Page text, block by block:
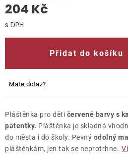
Kontakty
204 Kč
Přidat do košíku
Mate dotaz?
Pláštěnka pro děti červené barvy s
patentky. Pláštěnka je skladná
do města i do školy. Pevný odolný
pláštěnkám, jen tak se neprotrhne.